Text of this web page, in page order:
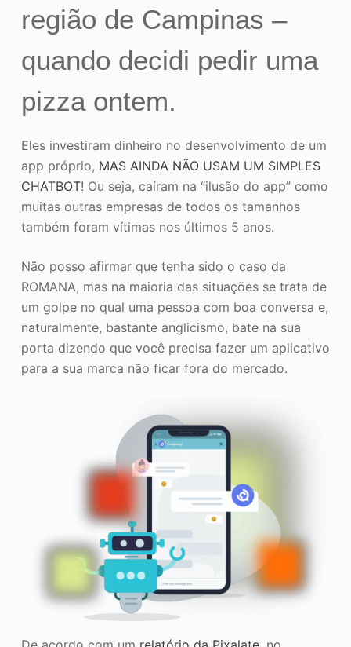
região de Campinas –
quando decidi pedir uma
pizza ontem.
Eles investiram dinheiro no desenvolvimento de um
app próprio, MAS AINDA NÃO USAM UM SIMPLES
CHATBOT! Ou seja, caíram na “ilusão do app” como
muitas outras empresas de todos os tamanhos
também foram vítimas nos últimos 5 anos.
Não posso afirmar que tenha sido o caso da
ROMANA, mas na maioria das situações se trata de
um golpe no qual uma pessoa com boa conversa e,
naturalmente, bastante anglicismo, bate na sua
porta dizendo que você precisa fazer um aplicativo
para a sua marca não ficar fora do mercado.